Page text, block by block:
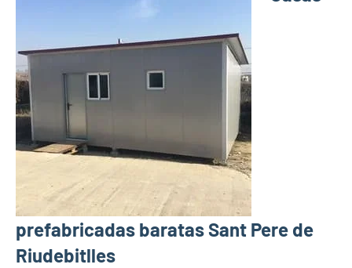
prefabricadas baratas Sant Pere de
Riudebitlles